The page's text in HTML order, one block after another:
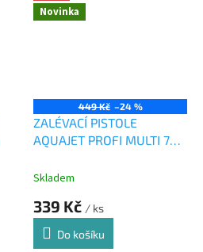
Novinka
449 Kč –24 %
ZALÉVACÍ PISTOLE
AQUAJET PROFI MULTI 7
Skladem
339 Kč / ks
Do košíku